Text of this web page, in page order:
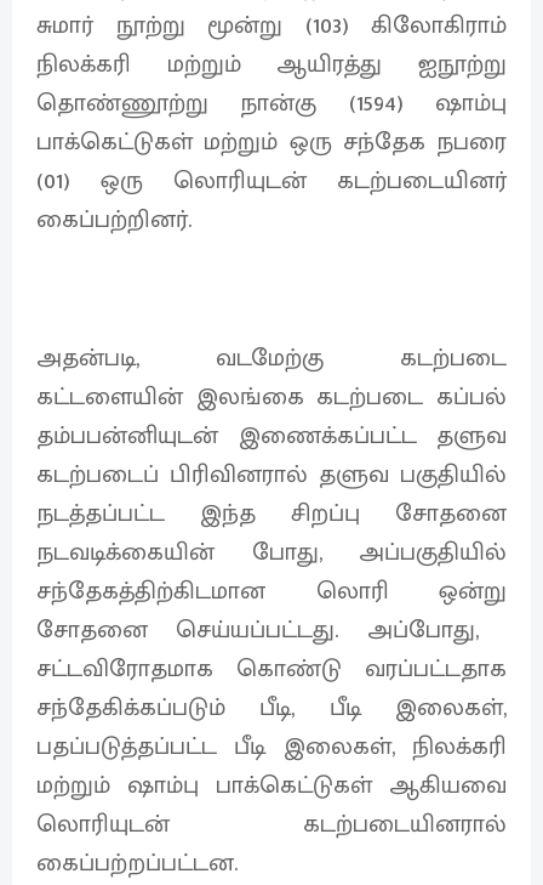
சுமார் நூற்று மூன்று (103) கிலோகிராம்
நிலக்கரி மற்றும் ஆயிரத்து ஐநூற்று
தொண்ணூற்று நான்கு (1594) ஷாம்பு
பாக்கெட்டுகள் மற்றும் ஒரு சந்தேக நபரை
(01) ஒரு லொரியுடன் கடற்படையினர்
கைப்பற்றினர்.
அதன்படி, வடமேற்கு கடற்படை
கட்டளையின் இலங்கை கடற்படை கப்பல்
தம்பபன்னியுடன் இணைக்கப்பட்ட தளுவ
கடற்படைப் பிரிவினரால் தளுவ பகுதியில்
நடத்தப்பட்ட இந்த சிறப்பு சோதனை
நடவடிக்கையின் போது, ​​அப்பகுதியில்
சந்தேகத்திற்கிடமான லொரி ஒன்று
சோதனை செய்யப்பட்டது. அப்போது, ​​
சட்டவிரோதமாக கொண்டு வரப்பட்டதாக
சந்தேகிக்கப்படும் பீடி, பீடி இலைகள்,
பதப்படுத்தப்பட்ட பீடி இலைகள், நிலக்கரி
மற்றும் ஷாம்பு பாக்கெட்டுகள் ஆகியவை
லொரியுடன் கடற்படையினரால்
கைப்பற்றப்பட்டன.